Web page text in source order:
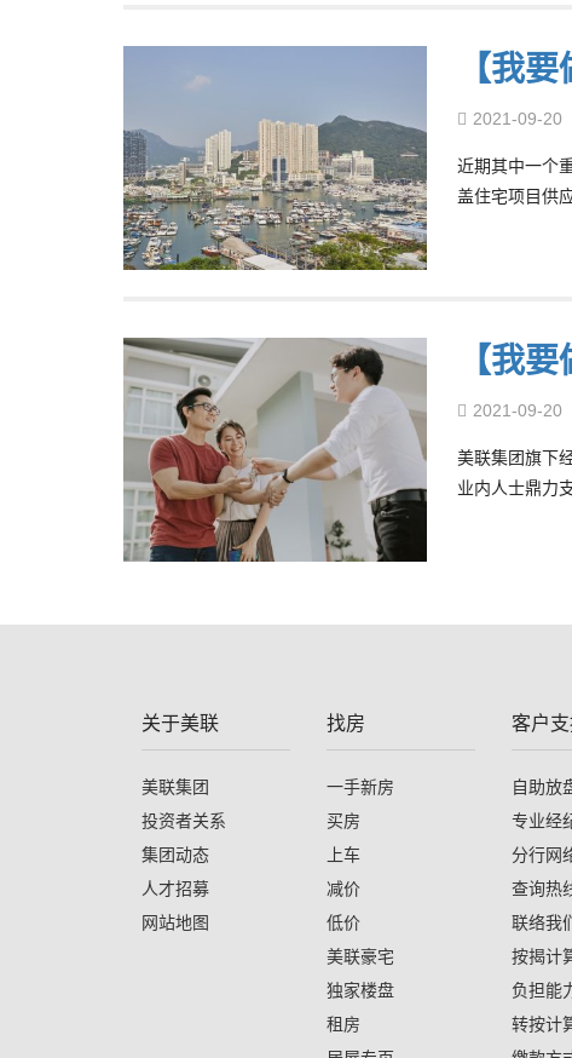
【我
2021-09-20
近期其中一个
盖住宅项目供
【我
2021-09-20
美联集团旗下
业内人士鼎力
关于美联
美联集团
投资者关系
集团动态
人才招募
网站地图
找房
一手新房
买房
上车
减价
低价
美联豪宅
独家楼盘
租房
客户
自助放
专业经
分行网
查询热
联络我
按揭计
负担能
转按计